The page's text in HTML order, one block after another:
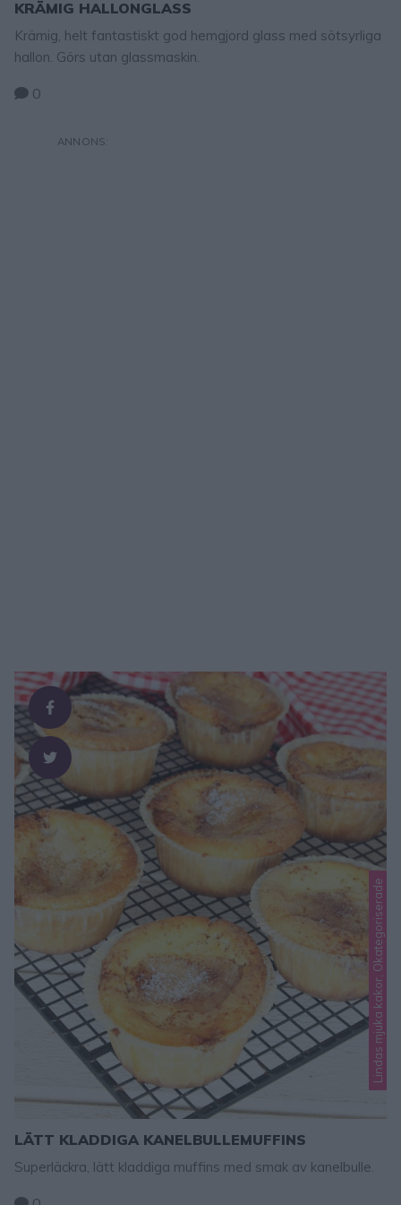
KRÄMIG HALLONGLASS
Krämig, helt fantastiskt god hemgjord glass med sötsyrliga
hallon. Görs utan glassmaskin.
0
Lindas mjuka kakor, Okategoriserade
LÄTT KLADDIGA KANELBULLEMUFFINS
Superläckra, lätt kladdiga muffins med smak av kanelbulle.